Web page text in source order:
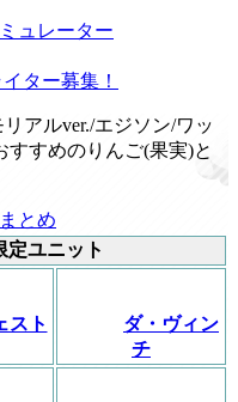
ュレーター
ター募集！
アルver./エジソン/ワッ
すすめのりんご(果実)と
とめ
定ユニット
スト
ダ・ヴィン
チ